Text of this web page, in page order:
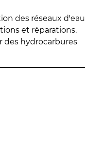
des réseaux d'eau
et réparations.
des hydrocarbures